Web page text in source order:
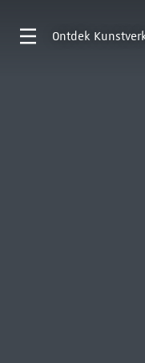
Ontdek